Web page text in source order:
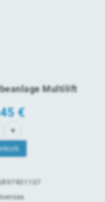
Multilift
€
GR97901107
Diverses